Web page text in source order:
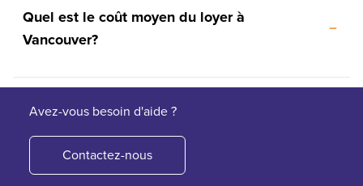
Quel est le coût moyen du loyer à
Vancouver?
Avez-vous besoin d'aide ?
Contactez-nous